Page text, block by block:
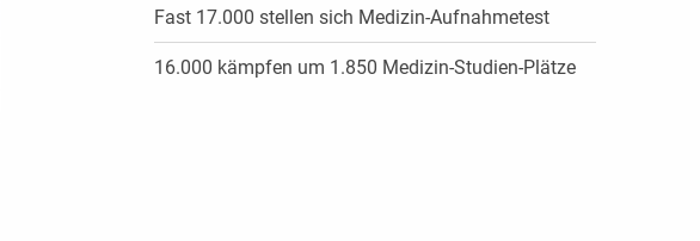
Fast 17.000 stellen sich Medizin-Aufnahmetest
16.000 kämpfen um 1.850 Medizin-Studien-Plätze